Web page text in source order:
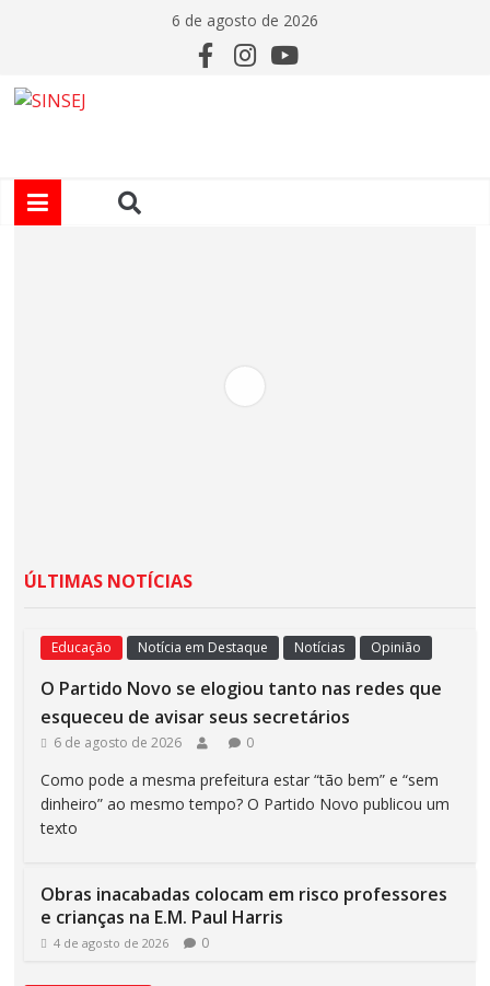
6 de agosto de 2026
ÚLTIMAS NOTÍCIAS
Educação Notícia em Destaque Notícias Opinião
O Partido Novo se elogiou tanto nas redes que
esqueceu de avisar seus secretários
6 de agosto de 2026 0
Como pode a mesma prefeitura estar “tão bem” e “sem
dinheiro” ao mesmo tempo? O Partido Novo publicou um
texto
Obras inacabadas colocam em risco professores
e crianças na E.M. Paul Harris
4 de agosto de 2026 0